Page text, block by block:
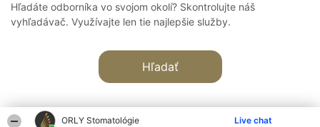
ORLY Stomatológie Live chat
Hľadáte odborníka vo svojom okolí? Skontrolujte náš
vyhľadávač. Využívajte len tie najlepšie služby.
Hľadať